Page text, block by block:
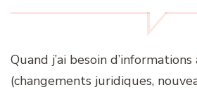
Quand j’ai besoin
(changements juridiques,